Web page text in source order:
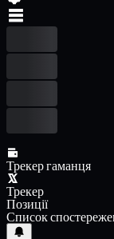
Трекер гаманця
Трекер
Позиції
Список